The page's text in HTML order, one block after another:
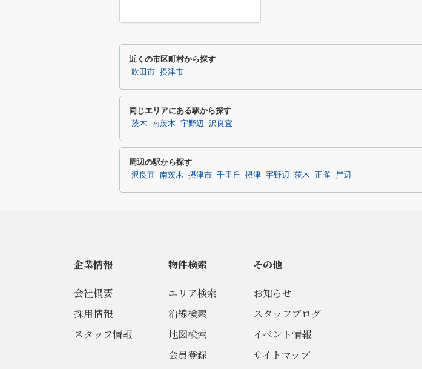
-
近くの市区町村から探す
吹田市 摂津市
同じエリアにある駅から探す
茨木 南茨木 宇野辺 沢良宜
周辺の駅から探す
沢良宜 南茨木 摂津市 千里丘 摂津 宇野辺 茨木 正雀 岸辺
企業情報
会社概要
採用情報
スタッフ情報
物件検索
エリア検索
沿線検索
地図検索
会員登録
その他
お知らせ
スタッフブログ
イベント情報
サイトマップ